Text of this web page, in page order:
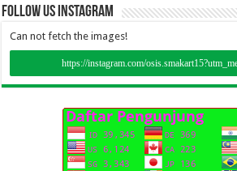
Follow Us instagram
Can not fetch the images!
https://instagram.com/